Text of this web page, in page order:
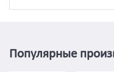
Популярные